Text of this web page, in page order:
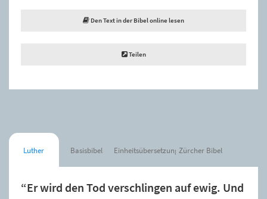
Den Text in der Bibel online lesen
Teilen
Luther Basisbibel Einheitsübersetzung Zürcher Bibel
“Er wird den Tod verschlingen auf ewig. Und